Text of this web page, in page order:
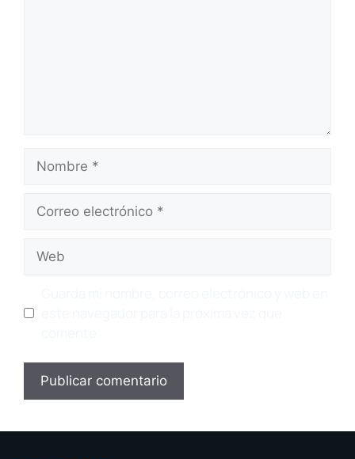
Nombre
Correo
electrónico
Web